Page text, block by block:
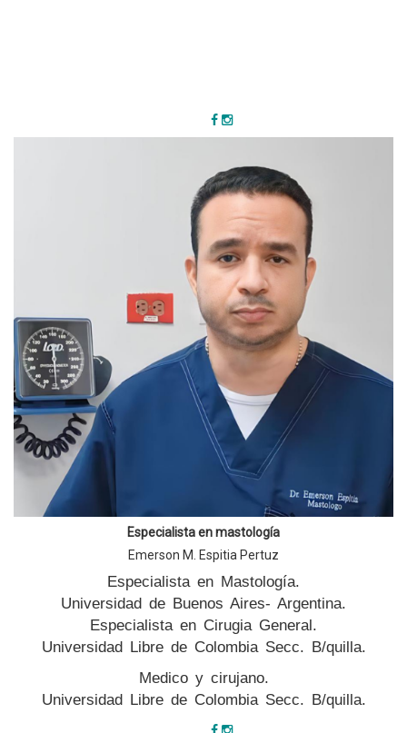
Especialista en mastología
Emerson M. Espitia Pertuz
Especialista en Mastología.
Universidad de Buenos Aires- Argentina.
Especialista en Cirugia General.
Universidad Libre de Colombia Secc. B/quilla.
Medico y cirujano.
Universidad Libre de Colombia Secc. B/quilla.